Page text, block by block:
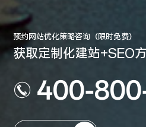
预约网站优化策略咨询（限时免费）
获取定制化建站+SEO
400-